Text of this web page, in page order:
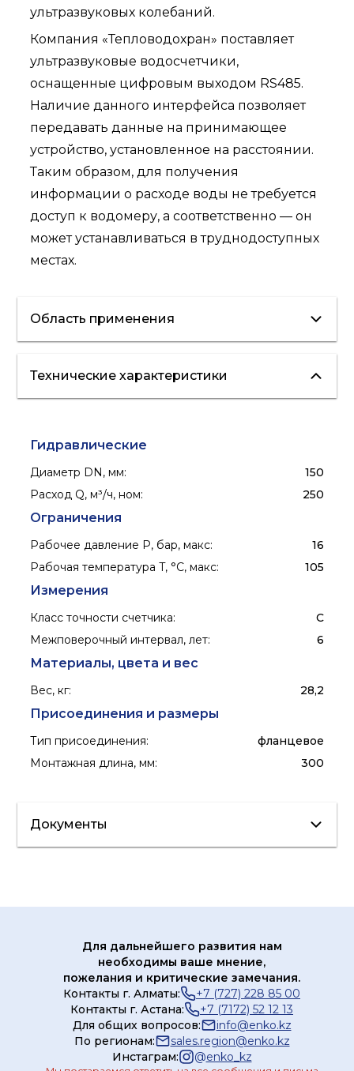
ультразвуковых колебаний.
Компания «Тепловодохран» поставляет
ультразвуковые водосчетчики,
оснащенные цифровым выходом RS485.
Наличие данного интерфейса позволяет
передавать данные на принимающее
устройство, установленное на расстоянии.
Таким образом, для получения
информации о расходе воды не требуется
доступ к водомеру, а соответственно — он
может устанавливаться в труднодоступных
местах.
Область применения
холодная вода горячая вода
Технические характеристики
Гидравлические
Диаметр DN, мм:
150
Расход Q, м³/ч, ном: 250
Ограничения
Рабочее давление P, бар, макс:
16
Рабочая температура T, °C, макс: 105
Измерения
Класс точности счетчика:
C
Межповерочный интервал, лет: 6
Материалы, цвета и вес
Вес, кг: 28,2
Присоединения и размеры
Тип присоединения:
фланцевое
Монтажная длина, мм: 300
Документы
Для дальнейшего развития нам
необходимы ваше мнение,
пожелания и критические замечания.
Контакты г. Алматы:
+7 (727) 228 85 00
Контакты г. Астана:
+7 (7172) 52 12 13
Для общих вопросов:
info@enko.kz
По регионам:
sales.region@enko.kz
Инстаграм:
@enko_kz